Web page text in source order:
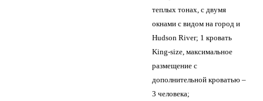
теплых тонах, с двумя
окнами с видом на город и
Hudson River; 1 кровать
King-size, максимальное
размещение с
дополнительной кроватью –
3 человека;